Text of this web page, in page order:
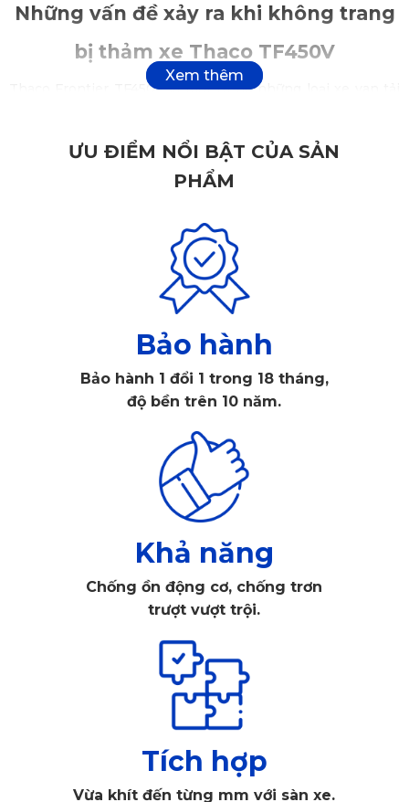
Những vấn đề xảy ra khi không trang
bị thảm xe Thaco TF450V
Thaco Frontier TF450V là một trong những loại xe van tải
thể tải được khối lượng hàng hoá lớn mà còn chở được
người. Chính vì sự đa năng và tiện dụng này mà Thaco
TF450V có tần suất sử dụng rất cao, dẫn đến khả năng
quan đến sàn xe cũng được đề cập đến như:
Sàn xe bị mài mòn, trầy xước: Xe vận chuyển hàng hóa
hoặc vật nặng dễ bị trầy xước, móp méo do va đập, và
mất thẩm mỹ. Nếu không trang bị thảm lót, sàn xe dễ
hỏng hóc, ảnh hưởng đến tuổi thọ xe.
Không đảm bảo an toàn: Sàn xe van tải thiết kế cơ bản
thường rất trơn, đặc biệt nguy hiểm trong điều kiện
mưa khi nước đọng lại, làm tăng nguy cơ trơn trượt, gây
mất an toàn cho tài xế và khách hàng khi ra vào xe.
Xe bụi bẩn, ẩm mốc: Bụi bẩn, bùn đất, và nước từ giày
dép hoặc hàng hóa dễ dàng tích tụ trên sàn xe, làm sàn
nhanh chóng mất vệ sinh. Lâu ngày, bụi đất và nước
đọng gây ra ẩm mốc, bốc mùi, và có thể ảnh hưởng đến
sức khỏe của tài xế và khách hàng.
Tốn thời gian, chi phí vệ sinh: Xe van tải thường xuyên
được sử dụng hàng ngày và vận chuyển hàng hóa trong
nhiều điều kiện thời tiết khác nhau, khiến xe dễ bẩn
hơn so với các loại xe khác. Nếu không lắp thảm sàn, bụi
bẩn có thể lọt vào từng ngóc ngách, gây khó khăn cho
việc vệ sinh và khiến tài xế tốn nhiều thời gian dọn rửa
ƯU ĐIỂM NỔI BẬT CỦA SẢN
PHẨM
Bảo hành
Bảo hành 1 đổi 1 trong 18 tháng,
độ bền trên 10 năm.
Khả năng
Chống ồn động cơ, chống trơn
trượt vượt trội.
Tích hợp
Vừa khít đến từng mm với sàn xe.